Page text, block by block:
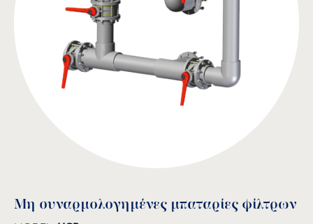
Μη συναρμολογημένες μπαταρίες φίλτρων